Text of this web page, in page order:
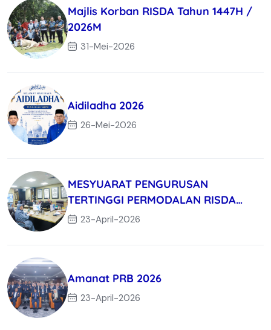
Majlis Korban RISDA Tahun 1447H /
2026M
31-Mei-2026
Aidiladha 2026
26-Mei-2026
MESYUARAT PENGURUSAN
TERTINGGI PERMODALAN RISDA
BERHAD KALI KE-3/
23-April-2026
Amanat PRB 2026
23-April-2026